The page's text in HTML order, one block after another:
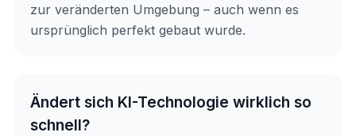
zur veränderten Umgebung – auch wenn es
ursprünglich perfekt gebaut wurde.
Ändert sich KI-Technologie wirklich so
schnell?